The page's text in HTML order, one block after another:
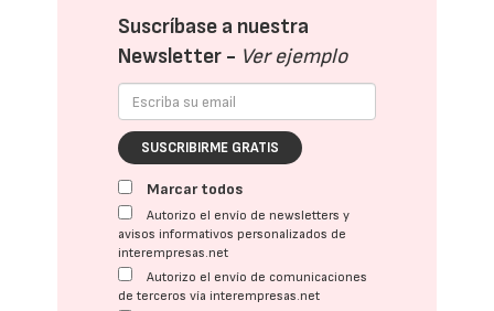
Suscríbase a nuestra
Newsletter - Ver ejemplo
SUSCRIBIRME GRATIS
Marcar todos
Autorizo el envío de newsletters y
avisos informativos personalizados de
interempresas.net
Autorizo el envío de comunicaciones
de terceros vía interempresas.net